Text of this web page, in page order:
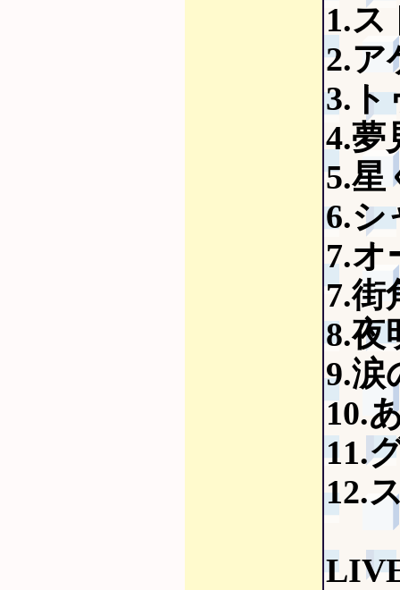
1.ス
2.ア
3.ト
4.夢
5.星
6.シ
7.オ
7.街
8.夜
9.涙
10.
11.
12.